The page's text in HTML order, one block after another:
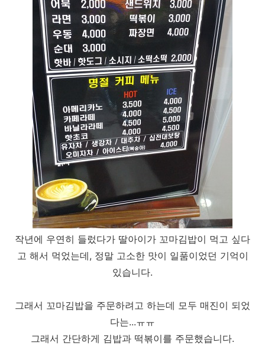
작년에 우연히 들렀다가 딸아이가 꼬마김밥이 먹고 싶다
고 해서 먹었는데, 정말 고소한 맛이 일품이었던 기억이
있습니다.
그래서 꼬마김밥을 주문하려고 하는데 모두 매진이 되었
다는...ㅠㅠ
그래서 간단하게 김밥과 떡볶이를 주문했습니다.